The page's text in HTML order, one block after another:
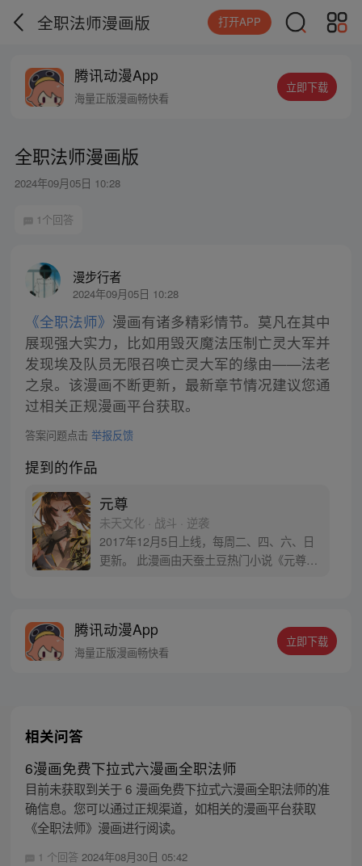
全职法师漫画版 打开APP
腾讯动漫App
海量正版漫画畅快看
立即下载
全职法师漫画版
2024年09月05日 10:28
1个回答
漫步行者
2024年09月05日 10:28
《全职法师》 漫画有诸多精彩情节。莫凡在其中
展现强大实力，比如用毁灭魔法压制亡灵大军并
发现埃及队员无限召唤亡灵大军的缘由——法老
之泉。该漫画不断更新，最新章节情况建议您通
过相关正规漫画平台获取。
答案问题点击 举报反馈
提到的作品
元尊
未天文化 · 战斗 · 逆袭
2017年12月5日上线，每周二、四、六、日
更新。 此漫画由天蚕土豆热门小说《元尊》
腾讯动漫App
海量正版漫画畅快看
立即下载
相关问答
6漫画免费下拉式六漫画全职法师
目前未获取到关于 6 漫画免费下拉式六漫画全职法师的准
确信息。您可以通过正规渠道，如相关的漫画平台获取
《全职法师》漫画进行阅读。
1 个回答 2024年08月30日 05:42